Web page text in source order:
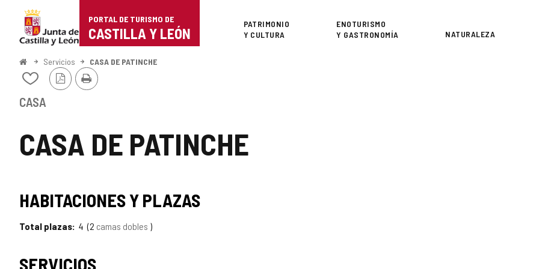
Portal
de
Turismo
Castilla
León
PORTAL DE TURISMO DE
CASTILLA Y LEÓN
Superior
PATRIMONIO
Y CULTURA
ENOTURISMO
Y GASTRONOMÍA
NATURALEZA
InicioServicios CASA DE PATINCHE
CASA DE PATINCHE
Añadir/quitar
mis
Versión
PDF
Imprimir
CASA
HABITACIONES Y PLAZAS
Total plazas 4 2 camas dobles
SERVICIOS